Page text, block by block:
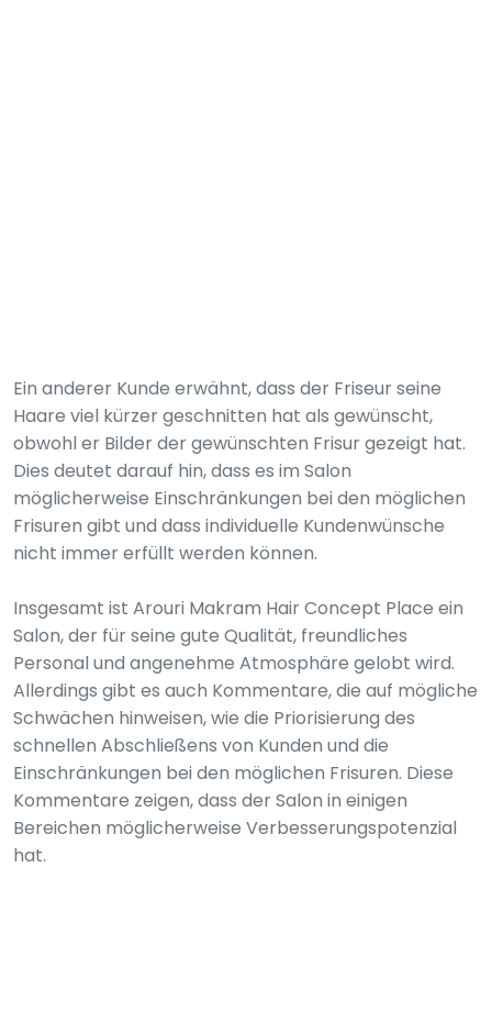
Ein anderer Kunde erwähnt, dass der Friseur seine
Haare viel kürzer geschnitten hat als gewünscht,
obwohl er Bilder der gewünschten Frisur gezeigt hat.
Dies deutet darauf hin, dass es im Salon
möglicherweise Einschränkungen bei den möglichen
Frisuren gibt und dass individuelle Kundenwünsche
nicht immer erfüllt werden können.
Insgesamt ist Arouri Makram Hair Concept Place ein
Salon, der für seine gute Qualität, freundliches
Personal und angenehme Atmosphäre gelobt wird.
Allerdings gibt es auch Kommentare, die auf mögliche
Schwächen hinweisen, wie die Priorisierung des
schnellen Abschließens von Kunden und die
Einschränkungen bei den möglichen Frisuren. Diese
Kommentare zeigen, dass der Salon in einigen
Bereichen möglicherweise Verbesserungspotenzial
hat.